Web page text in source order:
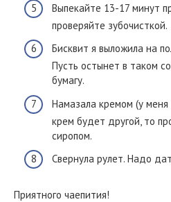
Выпекайте 13-17 минут
проверяйте зубочисткой.
Бисквит я выложила на
Пусть остынет в таком
бумагу.
Намазала кремом (у меня
крем будет другой, то
сиропом.
Свернула рулет. Надо
Приятного чаепития!